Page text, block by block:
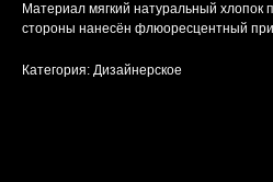
Материал мягкий натуральный хлопок
стороны нанесён флюоресцентный
Категория: Дизайнерское